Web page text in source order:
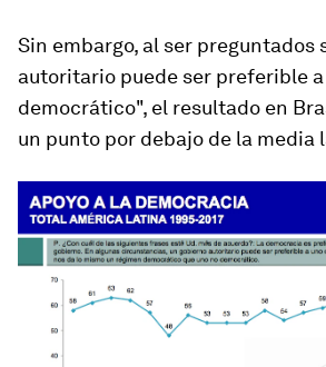
Sin embargo, al ser preguntados
autoritario puede ser preferible
democrático", el resultado en
un punto por debajo de la media